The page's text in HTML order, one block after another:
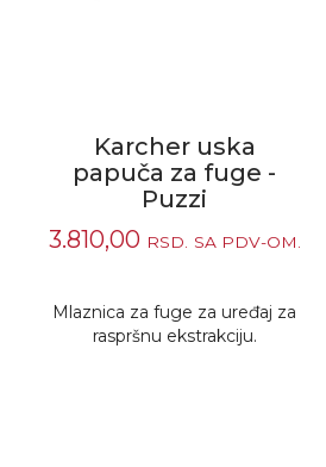
Karcher uska
papuča za fuge -
Puzzi
3.810,00 RSD. SA PDV-OM.
Mlaznica za fuge za uređaj za
raspršnu ekstrakciju.